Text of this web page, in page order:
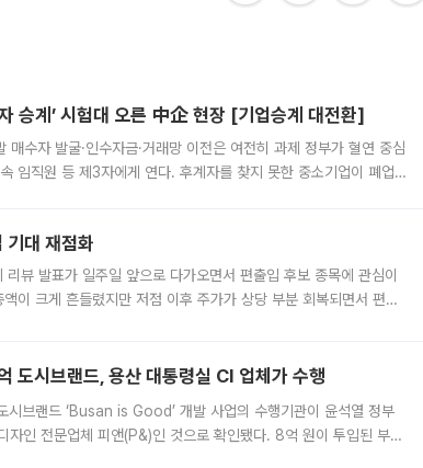
승계’ 시험대 오른 中企 현장 [기업승계 대전환]
수자 발굴·인수자금·거래망 이전은 여전히 과제 정부가 혈연 중심
임직원 등 제3자에게 연다. 후계자를 찾지 못한 중소기업이 폐업
대 재점화
뷰 발표가 일주일 앞으로 다가오면서 편출입 후보 종목에 관심이
이 크게 흔들렸지만 저점 이후 주가가 상당 부분 회복되면서 편입
시브랜드, 용산 대통령실 CI 업체가 수행
시브랜드 ‘Busan is Good’ 개발 사업의 수행기관이 윤석열 정부
자인 전문업체 피앤(P&)인 것으로 확인됐다. 8억 원이 투입된 부산